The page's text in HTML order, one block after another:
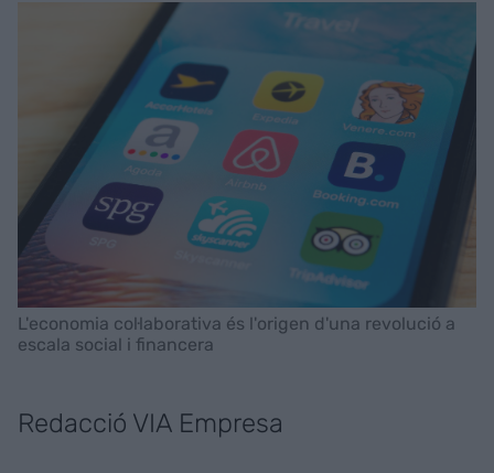
L'economia col·laborativa és l'origen d'una revolució a
escala social i financera
Redacció VIA Empresa